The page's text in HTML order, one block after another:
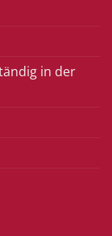
in der